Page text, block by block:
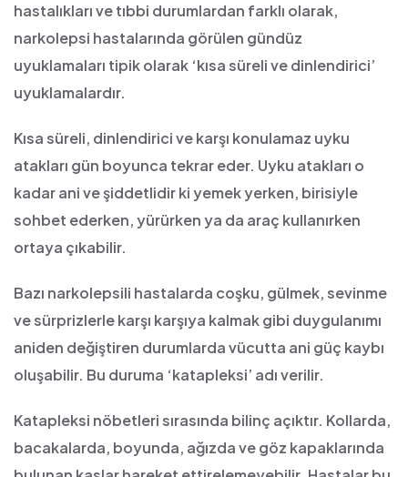
hastalıkları ve tıbbi durumlardan farklı olarak,
narkolepsi hastalarında görülen gündüz
uyuklamaları tipik olarak ‘kısa süreli ve dinlendirici’
uyuklamalardır.
Kısa süreli, dinlendirici ve karşı konulamaz uyku
atakları gün boyunca tekrar eder. Uyku atakları o
kadar ani ve şiddetlidir ki yemek yerken, birisiyle
sohbet ederken, yürürken ya da araç kullanırken
ortaya çıkabilir.
Bazı narkolepsili hastalarda coşku, gülmek, sevinme
ve sürprizlerle karşı karşıya kalmak gibi duygulanımı
aniden değiştiren durumlarda vücutta ani güç kaybı
oluşabilir. Bu duruma ‘katapleksi’ adı verilir.
Katapleksi nöbetleri sırasında bilinç açıktır. Kollarda,
bacakalarda, boyunda, ağızda ve göz kapaklarında